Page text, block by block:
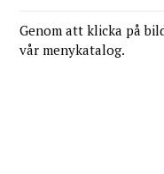
Genom att klicka på
vår menykatalog.